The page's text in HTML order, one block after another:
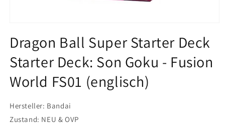
in
Modal
öffnen
Dragon Ball Super Starter Deck
Starter Deck: Son Goku - Fusion
World FS01 (englisch)
Hersteller: Bandai
Zustand: NEU & OVP